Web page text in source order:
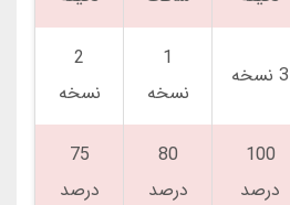
3 نسخه
1
نسخه
2
نسخه
100
درصد
80
درصد
75
درصد